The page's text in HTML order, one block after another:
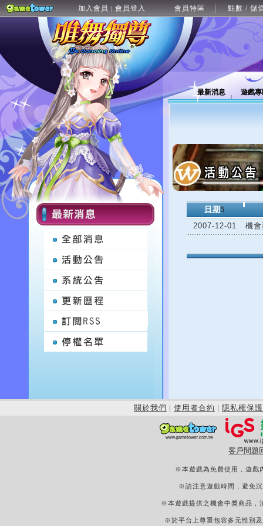
加入會員 | 會員登入 會員特區 點數 / 儲
最新消息 遊戲
日期 5
2007-12-01
機
關於我們 | 使用者合約 | 隱私權保護
客戶問題
※本遊戲為免費使用，遊戲
※請注意遊戲時間，避免
※本遊戲提供之機會中獎商品，
※於平台上尊重包容多元性別